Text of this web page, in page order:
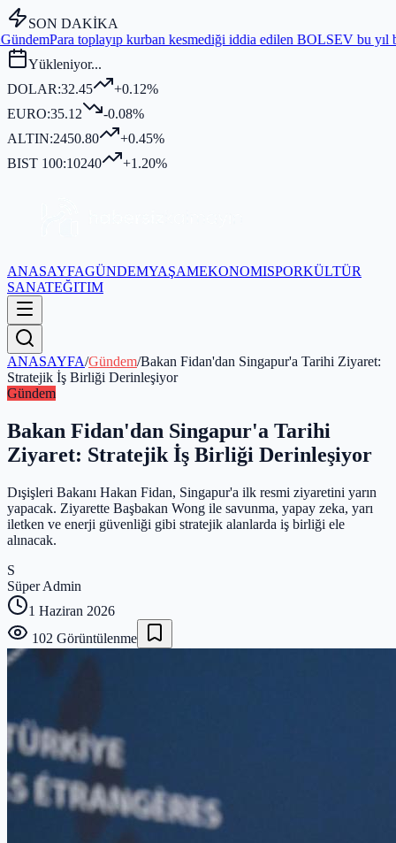
SON DAKİKA
kurban kesmediği iddia edilen BOLSEV bu yıl bağış toplamadı
Yükleniyor...
DOLAR:32.45
+0.12%
EURO:35.12
-0.08%
ALTIN:2450.80
+0.45%
BIST 100:10240 +1.20%
ANASAYFAGÜNDEMYAŞAMEKONOMISPORKÜLTÜR
SANATEĞITIM
ANASAYFA/Gündem/Bakan Fidan'dan Singapur'a Tarihi Ziyaret:
Stratejik İş Birliği Derinleşiyor
Gündem
Bakan Fidan'dan Singapur'a Tarihi
Ziyaret: Stratejik İş Birliği Derinleşiyor
Dışişleri Bakanı Hakan Fidan, Singapur'a ilk resmi ziyaretini yarın
yapacak. Ziyarette Başbakan Wong ile savunma, yapay zeka, yarı
iletken ve enerji güvenliği gibi stratejik alanlarda iş birliği ele
alınacak.
S
Süper Admin
1 Haziran 2026
102 Görüntülenme